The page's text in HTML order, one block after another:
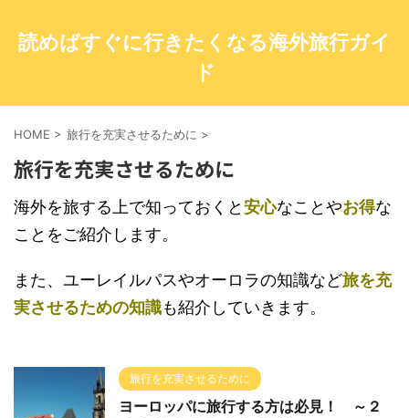
読めばすぐに行きたくなる海外旅行ガイ
ド
HOME > 旅行を充実させるために >
旅行を充実させるために
海外を旅する上で知っておくと安心なことやお得な
ことをご紹介します。
また、ユーレイルパスやオーロラの知識など旅を充
実させるための知識も紹介していきます。
旅行を充実させるために
ヨーロッパに旅行する方は必見！ ～２